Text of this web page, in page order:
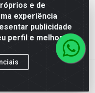
e de
experiência
publicidade
perfil e melhorar a
Alimentos LTDA -
148 - Centro - Oeiras/PI
0001-50